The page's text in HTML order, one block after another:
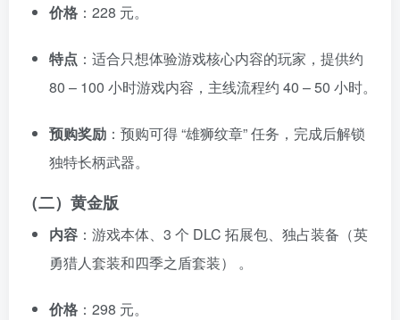
价格 ：228 元。
特点 ：适合只想体验游戏核心内容的玩家，提供约
80 – 100 小时游戏内容，主线流程约 40 – 50 小时。
预购奖励 ：预购可得 “雄狮纹章” 任务，完成后解锁
独特长柄武器。
（二）黄金版
内容 ：游戏本体、3 个 DLC 拓展包、独占装备（英
勇猎人套装和四季之盾套装） 。
价格 ：298 元。